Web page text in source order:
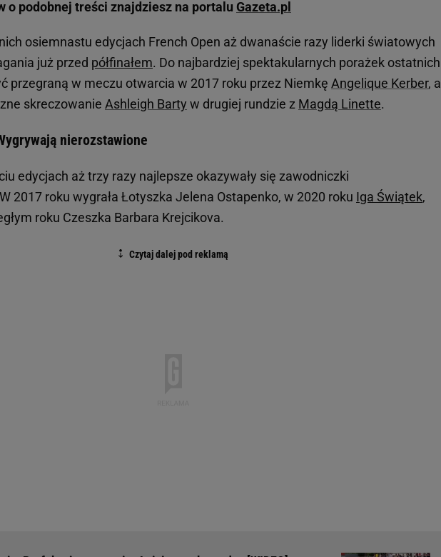
o podobnej treści znajdziesz na portalu Gazeta.pl
osiemnastu edycjach French Open aż dwanaście razy liderki światowych
już przed półfinałem. Do najbardziej spektakularnych porażek ostatnich
przegraną w meczu otwarcia w 2017 roku przez Niemkę Angelique Kerber, a
skreczowanie Ashleigh Barty w drugiej rundzie z Magdą Linette.
nierozstawione
edycjach aż trzy razy najlepsze okazywały się zawodniczki
2017 roku wygrała Łotyszka Jelena Ostapenko, w 2020 roku Iga Świątek,
roku Czeszka Barbara Krejcikova.